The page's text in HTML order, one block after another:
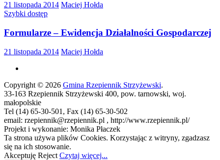
21 listopada 2014 Maciej Hołda
Szybki dostęp
Formularze – Ewidencja Działalności Gospodarczej
21 listopada 2014 Maciej Hołda
Copyright © 2026 Gmina Rzepiennik Strzyżewski.
33-163 Rzepiennik Strzyżewski 400, pow. tarnowski, woj.
małopolskie
Tel (14) 65-30-501, Fax (14) 65-30-502
email: rzepiennik@rzepiennik.pl , http://www.rzepiennik.pl/
Projekt i wykonanie: Monika Płaczek
Ta strona używa plików Cookies. Korzystając z witryny, zgadzasz
się na ich stosowanie.
Akceptuję Reject Czytaj więcej...